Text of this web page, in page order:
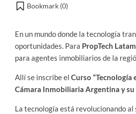
Bookmark (0)
En un mundo donde la tecnología
oportunidades. Para PropTech
para agentes inmobiliarios de la
Allí se inscribe el Curso “Tecnología
Cámara Inmobiliaria Argentina y
La tecnología está revolucionando